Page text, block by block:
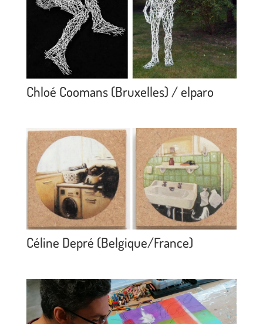
Chloé Coomans (Bruxelles) / elparo
Céline Depré (Belgique/France)